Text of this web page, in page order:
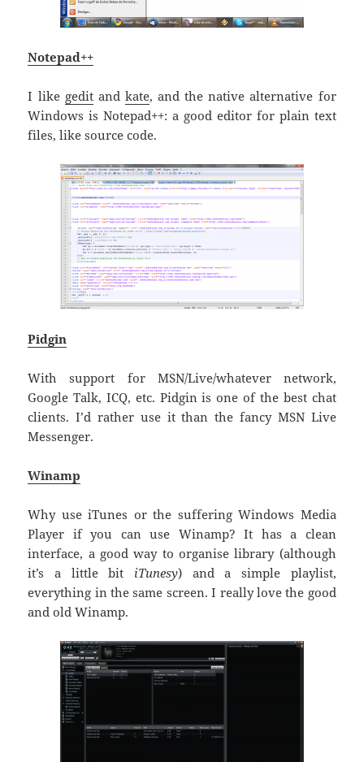
Notepad++
I like geditand kate, and the native alternative for
Windows is Notepad++: a good editor for plain text
files, like source code.
Pidgin
With support for MSN/Live/whatever network,
Google Talk, ICQ, etc. Pidgin is one of the best chat
clients. I’d rather use it than the fancy MSN Live
Messenger.
Winamp
Why use iTunes or the suffering Windows Media
Player if you can use Winamp? It has a clean
interface, a good way to organise library (although
it’s a little bit iTunesy) and a simple playlist,
everything in the same screen. I really love the good
and old Winamp.